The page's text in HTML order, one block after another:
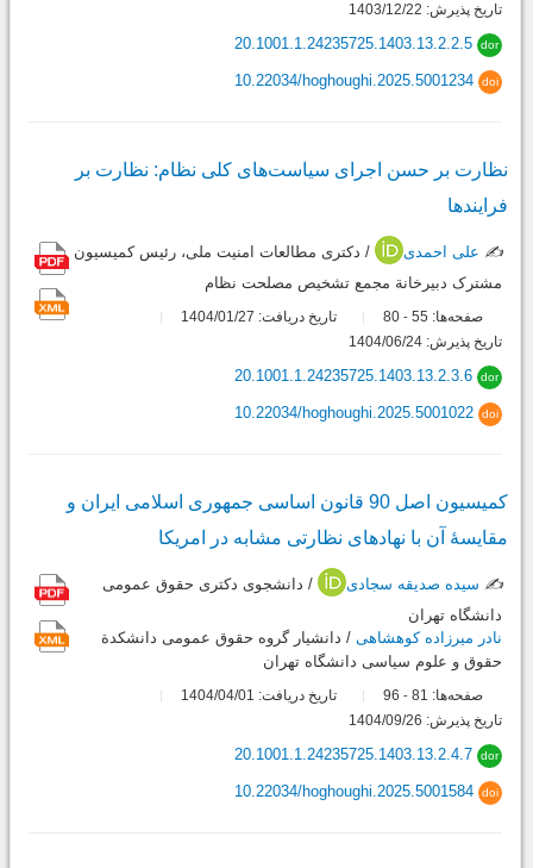
تاریخ پذیرش: 1403/12/22
dor
20.1001.1.24235725.1403.13.2.2.5
doi
10.22034/hoghoughi.2025.5001234
نظارت بر حسن اجرای سیاست‌های کلی نظام: نظارت بر
فرایندها
✍️ علی احمدی
/ دکتری مطالعات امنیت ملی، رئیس کمیسیون
مشترک دبیرخانة مجمع تشخیص مصلحت نظام
صفحه‌ها: 55
-
تاریخ دریافت: 1404/01/27
تاریخ پذیرش: 1404/06/24
dor
20.1001.1.24235725.1403.13.2.3.6
doi
10.22034/hoghoughi.2025.5001022
کمیسیون اصل 90 قانون اساسی جمهوری اسلامی ایران و
مقایسۀ آن با نهادهای نظارتی مشابه در امریکا
✍️ سیده صدیقه سجادی
/ دانشجوی دکتری حقوق عمومی
دانشگاه تهران
نادر میرزاده کوهشاهی / دانشیار گروه حقوق عمومی دانشکدة
حقوق و علوم سیاسی دانشگاه تهران
صفحه‌ها: 81
-
تاریخ دریافت: 1404/04/01
تاریخ پذیرش: 1404/09/26
dor
20.1001.1.24235725.1403.13.2.4.7
doi
10.22034/hoghoughi.2025.5001584